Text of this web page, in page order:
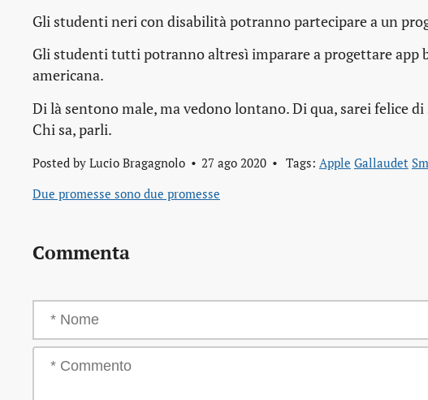
Gli studenti neri con disabilità potranno partecipare a un
Gli studenti tutti potranno altresì imparare a progettare app
americana.
Di là sentono male, ma vedono lontano. Di qua, sarei felice
Chi sa, parli.
Posted by Lucio Bragagnolo 27 ago 2020 Tags: Apple Gallaudet
Due promesse sono due promesse
Commenta